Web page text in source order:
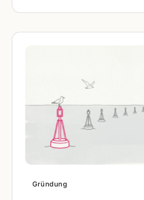
Gründung